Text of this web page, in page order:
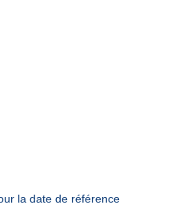
la date de référence